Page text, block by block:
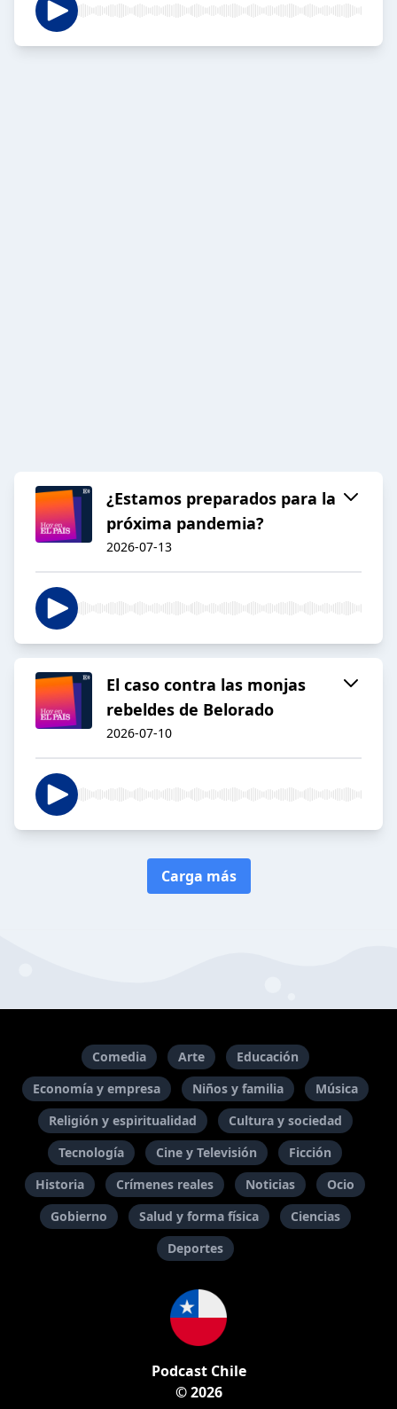
¿Estamos preparados para la
próxima pandemia?
2026-07-13
El caso contra las monjas
rebeldes de Belorado
2026-07-10
Carga más
Comedia Arte
Educación
Economía y empresa
Niños y familia
Música
Religión y espiritualidad
Cultura y sociedad
Tecnología
Cine y Televisión
Ficción
Historia
Crímenes reales Noticias
Ocio
Gobierno
Salud y forma física
Ciencias
Deportes
Podcast Chile
© 2026